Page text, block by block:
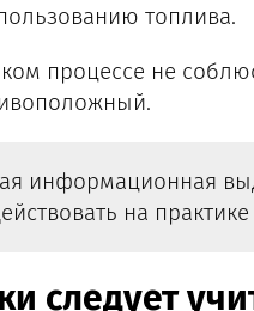
топлива.
процессе не
информационная
на
следует